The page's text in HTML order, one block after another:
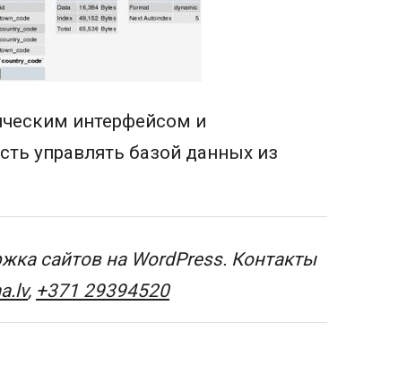
интерфейсом и
управлять базой данных из
сайтов на WordPress. Контакты
, +371 29394520